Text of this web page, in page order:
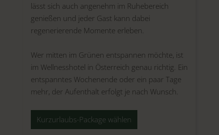
lässt sich auch angenehm im Ruhebereich
genießen und jeder Gast kann dabei
regenerierende Momente erleben.
Wer mitten im Grünen entspannen möchte, ist
im Wellnesshotel in Österreich genau richtig. Ein
entspanntes Wochenende oder ein paar Tage
mehr, der Aufenthalt erfolgt je nach Wunsch.
Kurzurlaubs-Package wählen